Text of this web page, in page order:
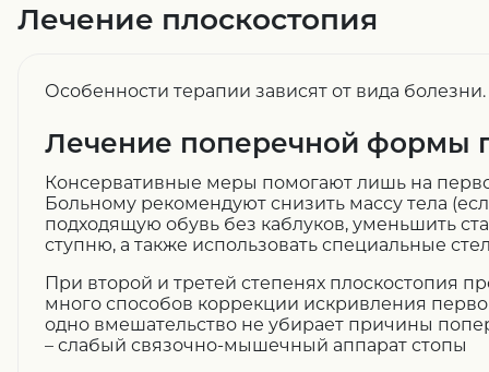
Лечение плоскостопия
Особенности терапии зависят от вида болезни.
Лечение поперечной формы
Консервативные меры помогают лишь на
Больному рекомендуют снизить массу тела
подходящую обувь без каблуков, уменьшить
ступню, а также использовать специальные
При второй и третей степенях плоскостопия
много способов коррекции искривления
одно вмешательство не убирает причины
– слабый связочно-мышечный аппарат стопы